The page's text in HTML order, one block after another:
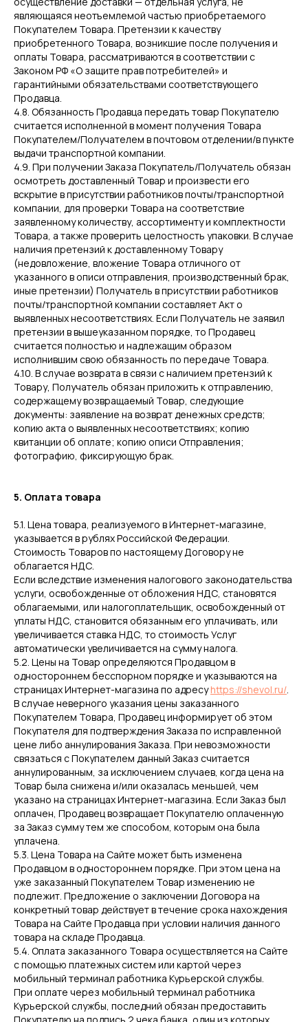
являющаяся неотъемлемой частью приобретаемого
Покупателем Товара. Претензии к качеству
приобретенного Товара, возникшие после получения и
оплаты Товара, рассматриваются в соответствии с
Законом РФ «О защите прав потребителей» и
гарантийными обязательствами соответствующего
Продавца.
4.8. Обязанность Продавца передать товар Покупателю
считается исполненной в момент получения Товара
Покупателем/Получателем в почтовом отделении/в пункте
выдачи транспортной компании.
4.9. При получении Заказа Покупатель/Получатель обязан
осмотреть доставленный Товар и произвести его
вскрытие в присутствии работников почты/транспортной
компании, для проверки Товара на соответствие
заявленному количеству, ассортименту и комплектности
Товара, а также проверить целостность упаковки. В случае
наличия претензий к доставленному Товару
(недовложение, вложение Товара отличного от
указанного в описи отправления, производственный брак,
иные претензии) Получатель в присутствии работников
почты/транспортной компании составляет Акт о
выявленных несоответствиях. Если Получатель не заявил
претензии в вышеуказанном порядке, то Продавец
считается полностью и надлежащим образом
исполнившим свою обязанность по передаче Товара.
4.10. В случае возврата в связи с наличием претензий к
Товару, Получатель обязан приложить к отправлению,
содержащему возвращаемый Товар, следующие
документы: заявление на возврат денежных средств;
копию акта о выявленных несоответствиях; копию
квитанции об оплате; копию описи Отправления;
фотографию, фиксирующую брак.
5. Оплата товара
5.1. Цена товара, реализуемого в Интернет-магазине,
указывается в рублях Российской Федерации.
Стоимость Товаров по настоящему Договору не
облагается НДС.
Если вследствие изменения налогового законодательства
услуги, освобожденные от обложения НДС, становятся
облагаемыми, или налогоплательщик, освобожденный от
уплаты НДС, становится обязанным его уплачивать, или
увеличивается ставка НДС, то стоимость Услуг
автоматически увеличивается на сумму налога.
5.2. Цены на Товар определяются Продавцом в
одностороннем бесспорном порядке и указываются на
страницах Интернет-магазина по адресуhttps://shevol.ru/.
В случае неверного указания цены заказанного
Покупателем Товара, Продавец информирует об этом
Покупателя для подтверждения Заказа по исправленной
цене либо аннулирования Заказа. При невозможности
связаться с Покупателем данный Заказ считается
аннулированным, за исключением случаев, когда цена на
Товар была снижена и/или оказалась меньшей, чем
указано на страницах Интернет-магазина. Если Заказ был
оплачен, Продавец возвращает Покупателю оплаченную
за Заказ сумму тем же способом, которым она была
уплачена.
5.3. Цена Товара на Сайте может быть изменена
Продавцом в одностороннем порядке. При этом цена на
уже заказанный Покупателем Товар изменению не
подлежит. Предложение о заключении Договора на
конкретный товар действует в течение срока нахождения
Товара на Сайте Продавца при условии наличия данного
товара на складе Продавца.
5.4. Оплата заказанного Товара осуществляется на Сайте
с помощью платежных систем или картой через
мобильный терминал работника Курьерской службы.
При оплате через мобильный терминал работника
Курьерской службы, последний обязан предоставить